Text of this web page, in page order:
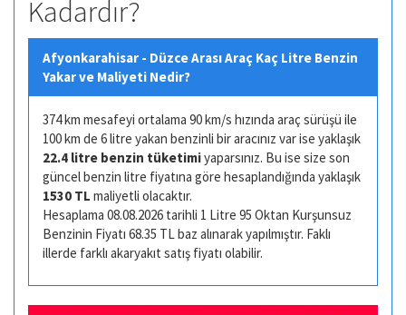
Kadardır?
Afyonkarahisar - Düzce Arası Araç Kaç Litre Benzin
Yakar ve Maliyeti Nedir?
374 km mesafeyi ortalama 90 km/s hızında araç sürüşü ile
100 km de 6 litre yakan benzinli bir aracınız var ise yaklaşık
22.4 litre benzin tüketimiyaparsınız. Bu ise size son
güncel benzin litre fiyatına göre hesaplandığında yaklaşık
1530 TL maliyetli olacaktır.
Hesaplama 08.08.2026 tarihli 1 Litre 95 Oktan Kurşunsuz
Benzinin Fiyatı 68.35 TL baz alınarak yapılmıştır. Faklı
illerde farklı akaryakıt satış fiyatı olabilir.